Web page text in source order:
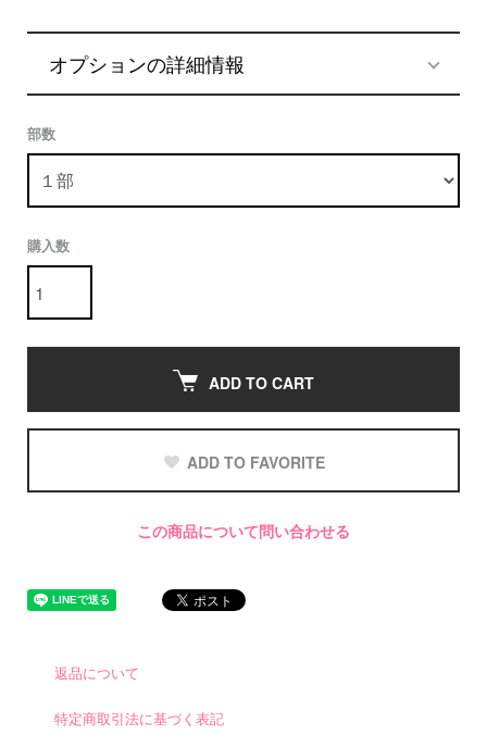
オプションの詳細情報
部数
購入数
ADD TO CART
ADD TO FAVORITE
この商品について問い合わせる
返品について
特定商取引法に基づく表記